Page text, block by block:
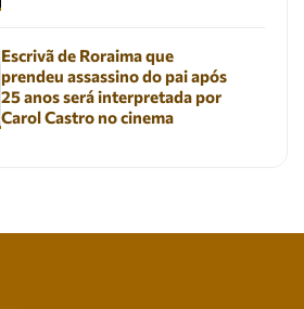
Escrivã de Roraima que
prendeu assassino do pai após
25 anos será interpretada por
Carol Castro no cinema